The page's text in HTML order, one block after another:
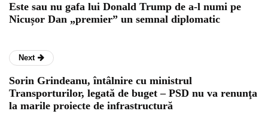
Este sau nu gafa lui Donald Trump de a-l numi pe
Nicușor Dan „premier” un semnal diplomatic
Next
Sorin Grindeanu, întâlnire cu ministrul
Transporturilor, legată de buget – PSD nu va renunţa
la marile proiecte de infrastructură